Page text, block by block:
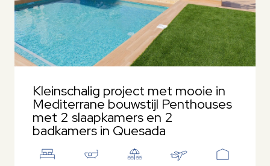
Kleinschalig project met mooie in
Mediterrane bouwstijl Penthouses
met 2 slaapkamers en 2
badkamers in Quesada